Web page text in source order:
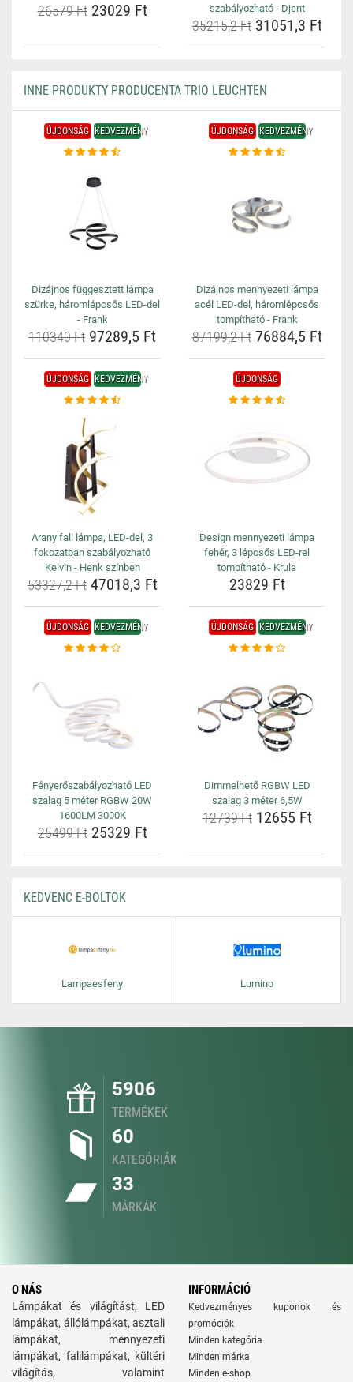
26579 Ft23029 Ft
szabályozható - Djent
35215,2 Ft31051,3 Ft
INNE PRODUKTY PRODUCENTA TRIO LEUCHTEN
ÚJDONSÁG KEDVEZMÉNY
Dizájnos függesztett lámpa
szürke, háromlépcsős LED-del
- Frank
110340 Ft 97289,5 Ft
ÚJDONSÁG KEDVEZMÉNY
Dizájnos mennyezeti lámpa
acél LED-del, háromlépcsős
tompítható - Frank
87199,2 Ft76884,5 Ft
ÚJDONSÁG KEDVEZMÉNY
Arany fali lámpa, LED-del, 3
fokozatban szabályozható
Kelvin - Henk színben
53327,2 Ft47018,3 Ft
ÚJDONSÁG
Design mennyezeti lámpa
fehér, 3 lépcsős LED-rel
tompítható - Krula
23829 Ft
ÚJDONSÁG KEDVEZMÉNY
Fényerőszabályozható LED
szalag 5 méter RGBW 20W
1600LM 3000K
25499 Ft25329 Ft
ÚJDONSÁG KEDVEZMÉNY
Dimmelhető RGBW LED
szalag 3 méter 6,5W
12739 Ft12655 Ft
KEDVENC E-BOLTOK
Lampaesfeny Lumino
5906
TERMÉKEK
60
KATEGÓRIÁK
33
MÁRKÁK
O NÁS
Lámpákat és világítást, LED
lámpákat, állólámpákat, asztali
lámpákat, mennyezeti
lámpákat, falilámpákat, kültéri
világítás, valamint
INFORMÁCIÓ
Kedvezményes kuponok és
promóciók
Minden kategória
Minden márka
Minden e-shop